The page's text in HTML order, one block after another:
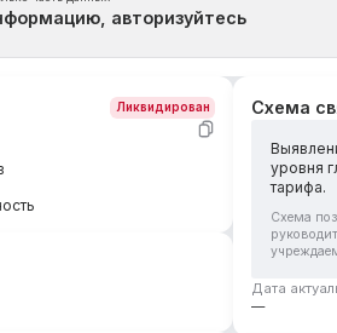
авторизуйтесь
Ликвидирован Схема
уровня
тарифа.
Схема
Дата
—